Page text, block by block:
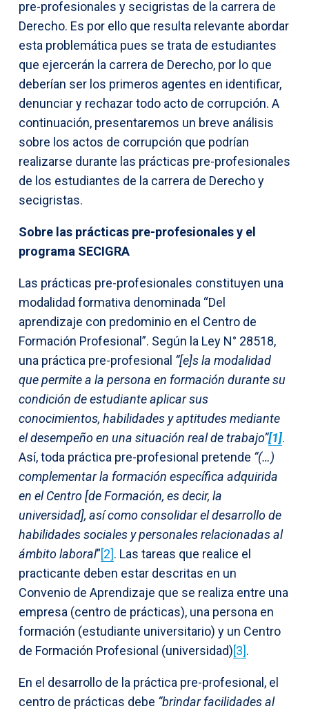
pre-profesionales y secigristas de la carrera de
Derecho. Es por ello que resulta relevante abordar
esta problemática pues se trata de estudiantes
que ejercerán la carrera de Derecho, por lo que
deberían ser los primeros agentes en identificar,
denunciar y rechazar todo acto de corrupción. A
continuación, presentaremos un breve análisis
sobre los actos de corrupción que podrían
realizarse durante las prácticas pre-profesionales
de los estudiantes de la carrera de Derecho y
secigristas.
Sobre las prácticas pre-profesionales y el
programa SECIGRA
Las prácticas pre-profesionales constituyen una
modalidad formativa denominada “Del
aprendizaje con predominio en el Centro de
Formación Profesional”. Según la Ley N° 28518,
una práctica pre-profesional “[e]s la modalidad
que permite a la persona en formación durante su
condición de estudiante aplicar sus
conocimientos, habilidades y aptitudes mediante
el desempeño en una situación real de trabajo”[1].
Así, toda práctica pre-profesional pretende “(…)
complementar la formación específica adquirida
en el Centro [de Formación, es decir, la
universidad], así como consolidar el desarrollo de
habilidades sociales y personales relacionadas al
ámbito laboral”[2]. Las tareas que realice el
practicante deben estar descritas en un
Convenio de Aprendizaje que se realiza entre una
empresa (centro de prácticas), una persona en
formación (estudiante universitario) y un Centro
de Formación Profesional (universidad)[3].
En el desarrollo de la práctica pre-profesional, el
centro de prácticas debe “brindar facilidades al